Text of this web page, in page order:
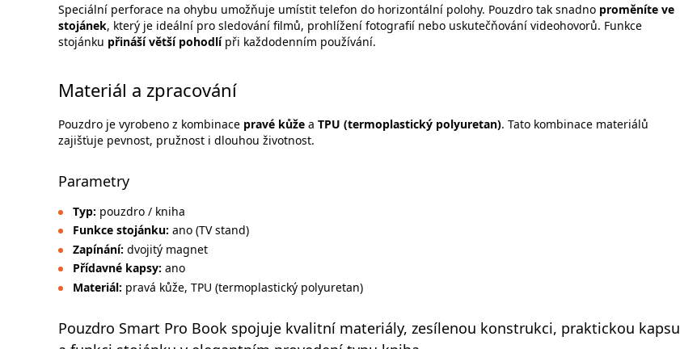
Speciální perforace na ohybu umožňuje umístit telefon do horizontální polohy. Pouzdro tak snadno proměníte ve
stojánek, který je ideální pro sledování filmů, prohlížení fotografií nebo uskutečňování videohovorů. Funkce
stojánku přináší větší pohodlípři každodenním používání.
Materiál a zpracování
Pouzdro je vyrobeno z kombinace pravé kůže a TPU (termoplastický polyuretan). Tato kombinace materiálů
zajišťuje pevnost, pružnost i dlouhou životnost.
Parametry
Typ: pouzdro / kniha
Funkce stojánku: ano (TV stand)
Zapínání: dvojitý magnet
Přídavné kapsy: ano
Materiál: pravá kůže, TPU (termoplastický polyuretan)
Pouzdro Smart Pro Book spojuje kvalitní materiály, zesílenou konstrukci, praktickou kapsu